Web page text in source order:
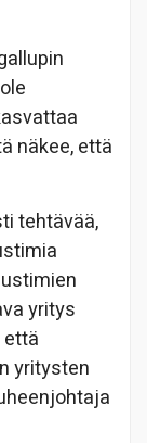
näkee, että
tehtävää,
yritys
yritysten